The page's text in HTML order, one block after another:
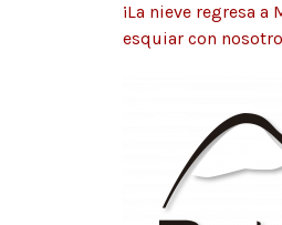
¡La nieve regresa
esquiar con